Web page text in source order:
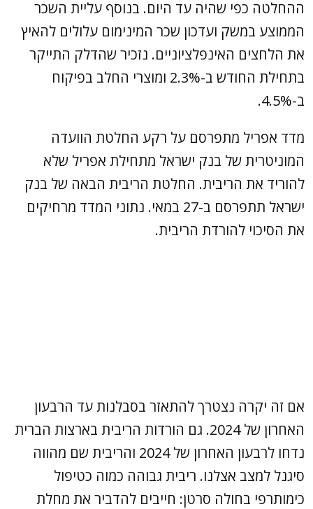
ההחלטה כפי שהיה עד היום. בנוסף עליית השכר
הממוצע במשק ועדכון שכר המינימום עלולים להאיץ
את הלחצים האינפלציוניים. נזכיר שהדלק התייקר
בתחילת החודש ב-2.3% ומוצרי החלב בפיקוח
ב-4.5%.
מדד אפריל מתפרסם על רקע החלטת הוועדה
המוניטרית של בנק ישראל מתחילת אפריל שלא
להוריד את הריבית. החלטת הריבית הבאה של בנק
ישראל תתפרסם ב-27 במאי. נתוני המדד מרחיקים
את הסיכוי להורדת הריבית.
אם זה יקרה נצטרך להתאזר בסבלנות עד הרבעון
האחרון של 2024. גם הורדות הריבית בארצות הברית
נדחו לרבעון האחרון של 2024 והריבית שם מהווה
סיגנל למצב אצלנו. ריבית גבוהה כמוה כטיפול
כימותרפי בחולה סרטן: חייבים להדביר את מחלת